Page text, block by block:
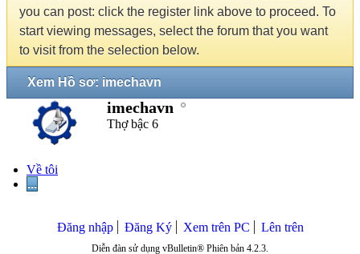
you can post: click the register link above to proceed. To
start viewing messages, select the forum that you want
to visit from the selection below.
Xem Hồ sơ: imechavn
imechavn
Thợ bậc 6
Về tôi
...
Đăng nhập Đăng Ký Xem trên PC Lên trên
Diễn đàn sử dụng vBulletin® Phiên bản 4.2.3.